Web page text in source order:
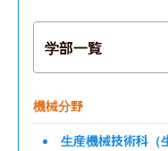
学部一覧
機械分野
生産機械技術科（